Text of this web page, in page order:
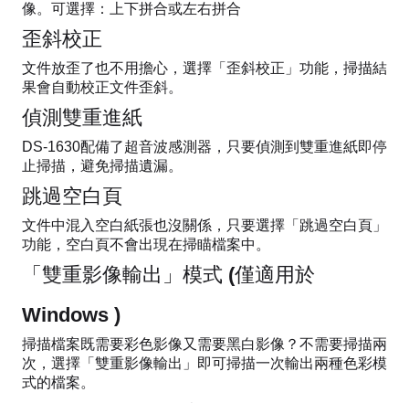
像。可選擇：上下拼合或左右拼合
歪斜校正
文件放歪了也不用擔心，選擇「歪斜校正」功能，掃描結
果會自動校正文件歪斜。
偵測雙重進紙
DS-1630配備了超音波感測器，只要偵測到雙重進紙即停
止掃描，避免掃描遺漏。
跳過空白頁
文件中混入空白紙張也沒關係，只要選擇「跳過空白頁」
功能，空白頁不會出現在掃瞄檔案中。
「雙重影像輸出」模式 (僅適用於
Windows )
掃描檔案既需要彩色影像又需要黑白影像？不需要掃描兩
次，選擇「雙重影像輸出」即可掃描一次輸出兩種色彩模
式的檔案。